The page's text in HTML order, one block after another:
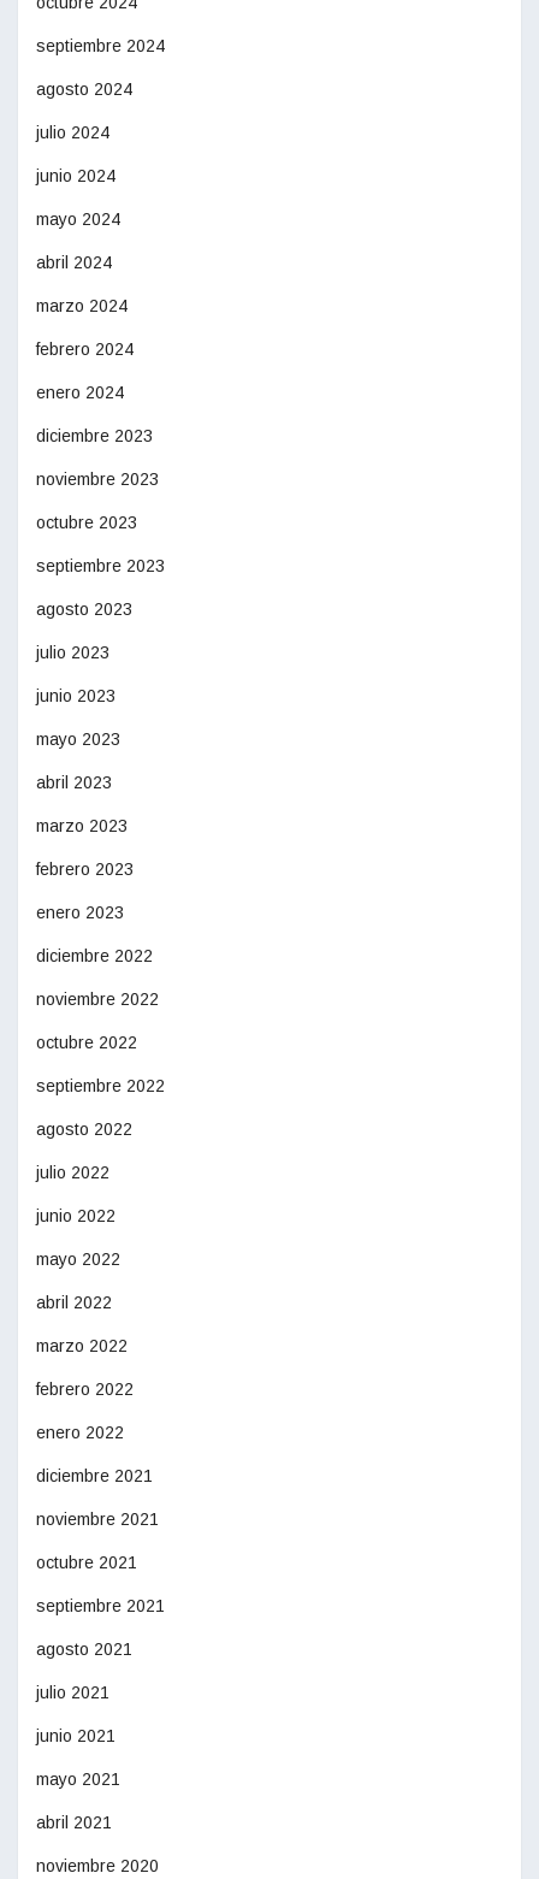
septiembre 2024
agosto 2024
julio 2024
junio 2024
mayo 2024
abril 2024
marzo 2024
febrero 2024
enero 2024
diciembre 2023
noviembre 2023
octubre 2023
septiembre 2023
agosto 2023
julio 2023
junio 2023
mayo 2023
abril 2023
marzo 2023
febrero 2023
enero 2023
diciembre 2022
noviembre 2022
octubre 2022
septiembre 2022
agosto 2022
julio 2022
junio 2022
mayo 2022
abril 2022
marzo 2022
febrero 2022
enero 2022
diciembre 2021
noviembre 2021
octubre 2021
septiembre 2021
agosto 2021
julio 2021
junio 2021
mayo 2021
abril 2021
noviembre 2020